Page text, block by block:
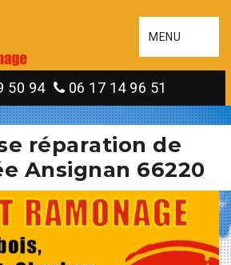
MENU
50 94 06 17 14 96 51
réparation de
Ansignan 66220